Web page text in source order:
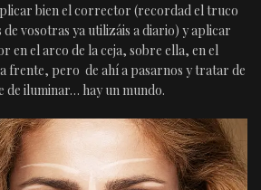
bien el corrector (recordad el truco
de vosotras ya utilizáis a diario) y aplicar
en el arco de la ceja, sobre ella, en el
frente, pero de ahí a pasarnos y tratar de
de iluminar… hay un mundo.